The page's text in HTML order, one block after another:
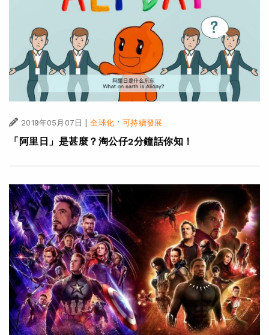
2019年05月07日 | 全球化·可持續發展
「阿里日」是甚麼？淘公仔2分鐘話你知！